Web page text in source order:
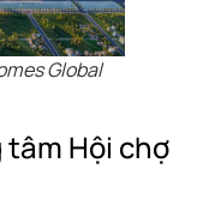
Global
tâm Hội chợ